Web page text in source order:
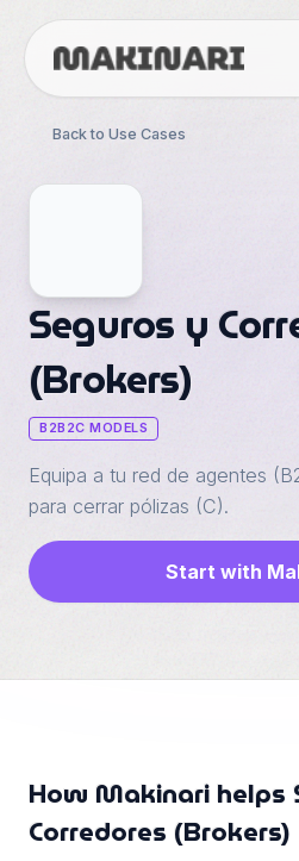
GTM & Use Cases
Language
English
Español
Français
Dark Mode
Back to Use Cases
Seguros y
(Brokers)
B2B2C MODELS
Equipa a tu red de agentes
para cerrar pólizas (C).
Start with
How Makinari helps
Corredores (Brokers)